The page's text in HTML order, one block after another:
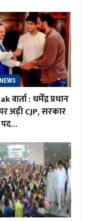
: धर्मेंद्र प्रधान
अड़ी CJP, सरकार
पद…